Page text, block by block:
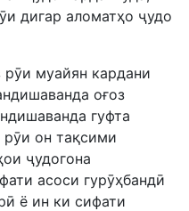
дигар аломатҳо ҷудо
рӯи муайян кардани
оғоз
гуфта
он тақсими
ҷудогона
асоси гурӯҳбандӣ
ё ин ки сифати